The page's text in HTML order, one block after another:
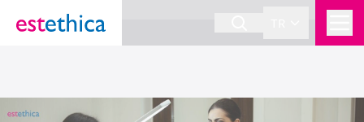
section Service {